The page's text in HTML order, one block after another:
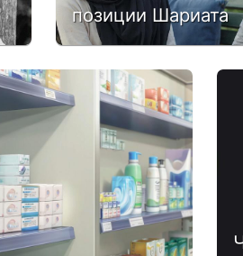
позиции Шариата